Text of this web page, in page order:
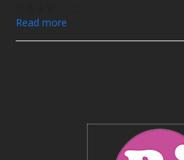
Read more